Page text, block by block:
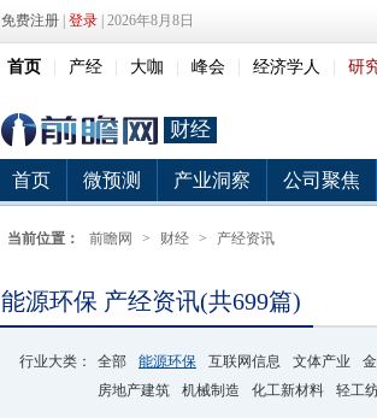
免费注册 登录 | 2026年8月8日
首页 产经 大咖 峰会 经济学人 研
财经
首页 微预测 产业洞察 公司聚焦
当前位置： 前瞻网 > 财经 > 产经资讯
能源环保 产经资讯(共699篇)
行业大类： 全部 能源环保 互联网信息 文体产业
房地产建筑
机械制造 化工新材料 轻工